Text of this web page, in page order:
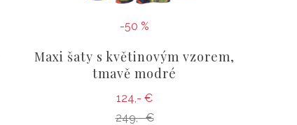
-50 %
Maxi šaty s květinovým vzorem,
tmavě modré
124,- €
249,- €